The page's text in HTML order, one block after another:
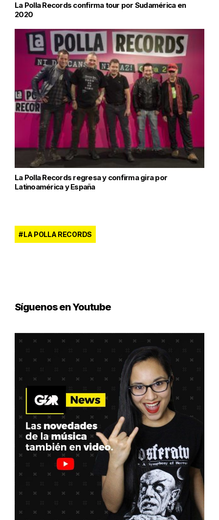
La Polla Records confirma tour por Sudamérica en
2020
La Polla Records regresa y confirma gira por
Latinoamérica y España
LA POLLA RECORDS
Síguenos en Youtube